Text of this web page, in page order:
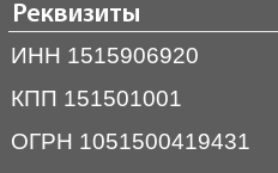
Реквизиты
ИНН 1515906920
КПП 151501001
ОГРН 1051500419431